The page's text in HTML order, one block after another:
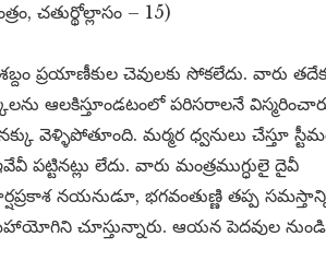
చతుర్థోల్లాసం – 15)
ప్రయాణీకుల చెవులకు సోకలేదు. వారు తదేక
ఆలకిస్తూండటంలో పరిసరాలనే
వెళ్ళిపోతూంది. మర్మర ధ్వనులు చేస్తూ
లేదు. వారు మంత్రముగ్ధులై దైవీ
నయనుడూ, భగవంతుణ్ణి తప్ప
చూస్తున్నారు. ఆయన పెదవుల నుండి